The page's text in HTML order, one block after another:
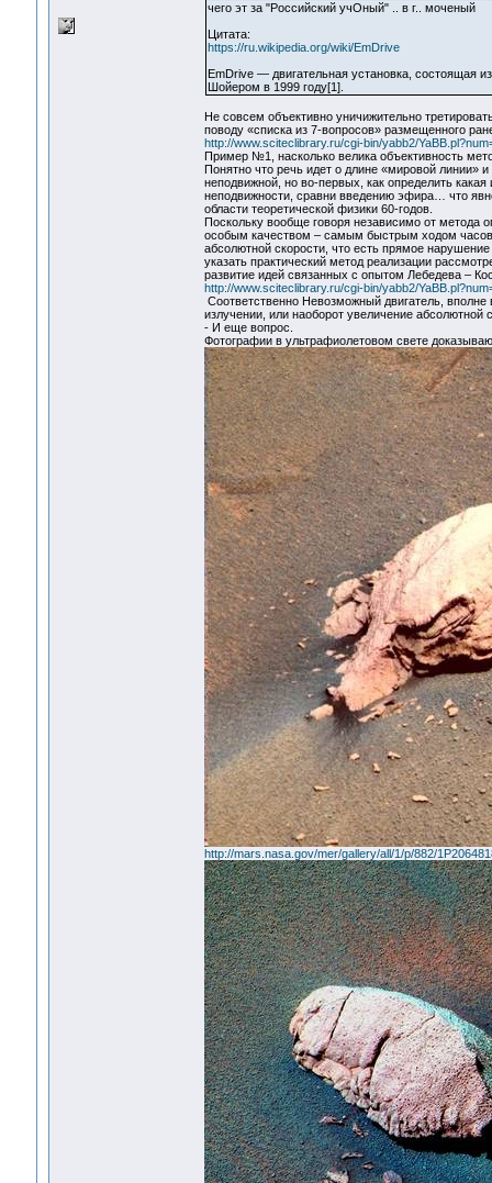
чего эт за "Российский учОный" .. в г.. моченый
Цитата:
https://ru.wikipedia.org/wiki/EmDrive
EmDrive — двигательная установка, состоящая
Шойером в 1999 году[1].
Не совсем объективно уничижительно
поводу «списка из 7-вопросов» размещенного
http://www.sciteclibrary.ru/cgi-bin/yabb2/
Пример №1, насколько велика объективность
Понятно что речь идет о длине «мировой линии»
неподвижной, но во-первых, как определить
неподвижности, сравни введению эфира… что
области теоретической физики 60-годов.
Поскольку вообще говоря независимо от метода
особым качеством – самым быстрым ходом
абсолютной скорости, что есть прямое
указать практический метод реализации
развитие идей связанных с опытом Лебедева –
http://www.sciteclibrary.ru/cgi-bin/yabb2/
Соответственно Невозможный двигатель,
излучении, или наоборот увеличение абсолютной
- И еще вопрос.
Фотографии в ультрафиолетовом свете
http://mars.nasa.gov/mer/gallery/all/1/p/882/